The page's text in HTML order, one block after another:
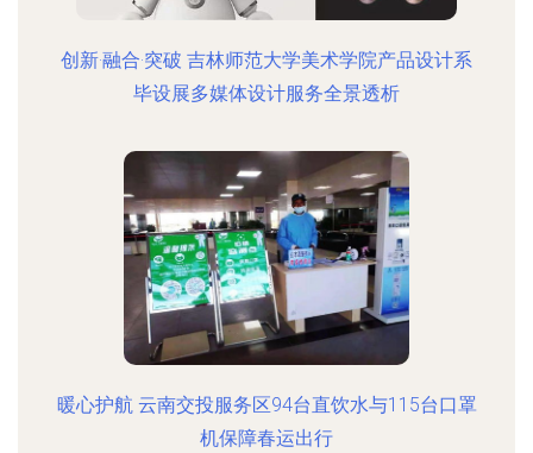
创新·融合·突破 吉林师范大学美术学院产品设计系
毕设展多媒体设计服务全景透析
暖心护航 云南交投服务区94台直饮水与115台口罩
机保障春运出行